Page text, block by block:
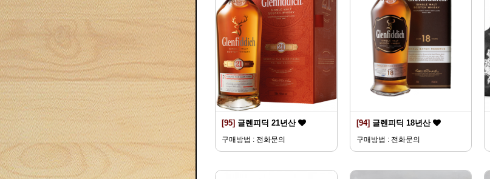
[95] 글렌피딕 21년산
구매방법 : 전화문의
[94]글렌피딕 18년산
구매방법 : 전화문의